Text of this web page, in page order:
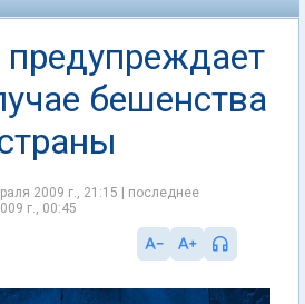
бешенства
2009 г., 21:15 | последнее
г., 00:45